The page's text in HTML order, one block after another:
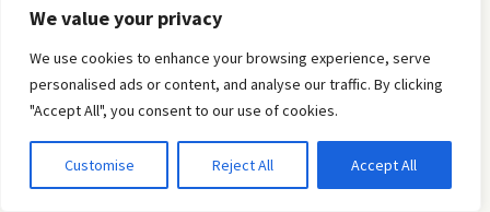
We value your privacy
We use cookies to enhance your browsing experience, serve
personalised ads or content, and analyse our traffic. By clicking
"Accept All", you consent to our use of cookies.
Customise Reject All Accept All
chaque recette a ses secrets pour être
sublimer ces plats traditionnels.
Maîtriser la cuisson pour une
tarte flambée parfaite
La cuisson est essentielle pour réussir une